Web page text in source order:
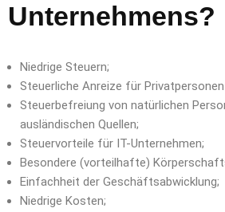
Unternehmens?
Niedrige Steuern;
Steuerliche Anreize für
Steuerbefreiung von natürlichen
ausländischen Quellen;
Steuervorteile für IT-Unternehmen;
Besondere (vorteilhafte)
Einfachheit der Geschäftsabwicklung;
Niedrige Kosten;